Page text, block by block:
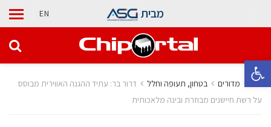
פתח סרגל נגישות
מבית EN
בית מדורים בטחון, תעופה וחלל
דרור בר: עתיד ההגנה האווירית מבוסס
על רשת חיישנים מבוזרת ובינה מלאכותית